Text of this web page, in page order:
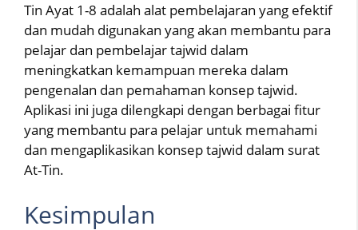
Tin Ayat 1-8 adalah alat pembelajaran yang efektif
dan mudah digunakan yang akan membantu para
pelajar dan pembelajar tajwid dalam
meningkatkan kemampuan mereka dalam
pengenalan dan pemahaman konsep tajwid.
Aplikasi ini juga dilengkapi dengan berbagai fitur
yang membantu para pelajar untuk memahami
dan mengaplikasikan konsep tajwid dalam surat
At-Tin.
Kesimpulan